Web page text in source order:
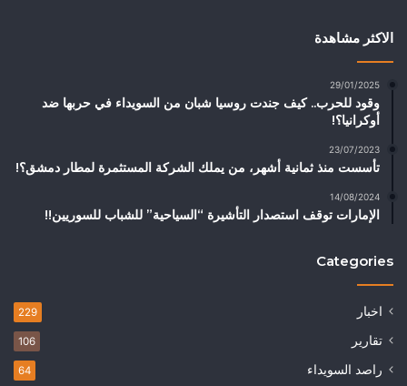
الاكثر مشاهدة
29/01/2025
وقود للحرب.. كيف جندت روسيا شبان من السويداء في حربها ضد
أوكرانيا؟!
23/07/2023
تأسست منذ ثمانية أشهر، من يملك الشركة المستثمرة لمطار دمشق؟!
14/08/2024
الإمارات توقف استصدار التأشيرة “السياحية” للشباب للسوريين!!
Categories
اخبار 229
تقارير 106
راصد السويداء 64